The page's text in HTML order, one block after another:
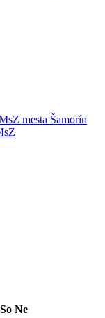
mesta Šamorín
So Ne